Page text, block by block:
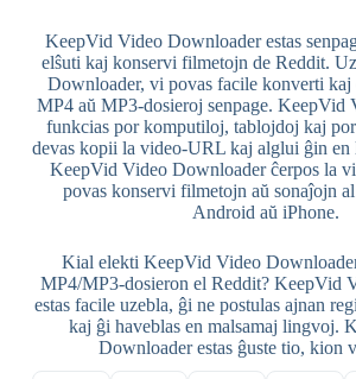
KeepVid Video Downloader estas
elŝuti kaj konservi filmetojn de Reddit.
Downloader, vi povas facile konverti
MP4 aŭ MP3-dosieroj senpage. KeepVid
funkcias por komputiloj, tablojdoj kaj
devas kopii la video-URL kaj alglui ĝin en
KeepVid Video Downloader ĉerpos la
povas konservi filmetojn aŭ sonaĵojn
Android aŭ iPhone.
Kial elekti KeepVid Video
MP4/MP3-dosieron el Reddit? KeepVid
estas facile uzebla, ĝi ne postulas ajnan
kaj ĝi haveblas en malsamaj lingvoj.
Downloader estas ĝuste tio, kion